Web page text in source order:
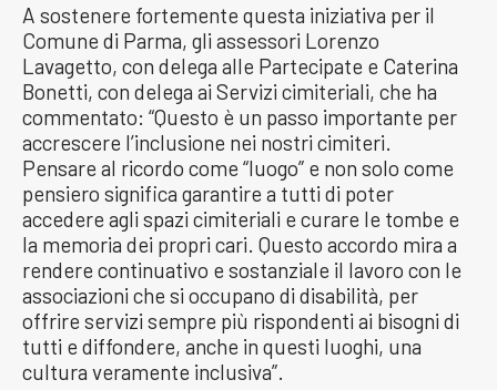
A sostenere fortemente questa iniziativa per il
Comune di Parma, gli assessori Lorenzo
Lavagetto, con delega alle Partecipate e Caterina
Bonetti, con delega ai Servizi cimiteriali, che ha
commentato: “Questo è un passo importante per
accrescere l’inclusione nei nostri cimiteri.
Pensare al ricordo come “luogo” e non solo come
pensiero significa garantire a tutti di poter
accedere agli spazi cimiteriali e curare le tombe e
la memoria dei propri cari. Questo accordo mira a
rendere continuativo e sostanziale il lavoro con le
associazioni che si occupano di disabilità, per
offrire servizi sempre più rispondenti ai bisogni di
tutti e diffondere, anche in questi luoghi, una
cultura veramente inclusiva”.